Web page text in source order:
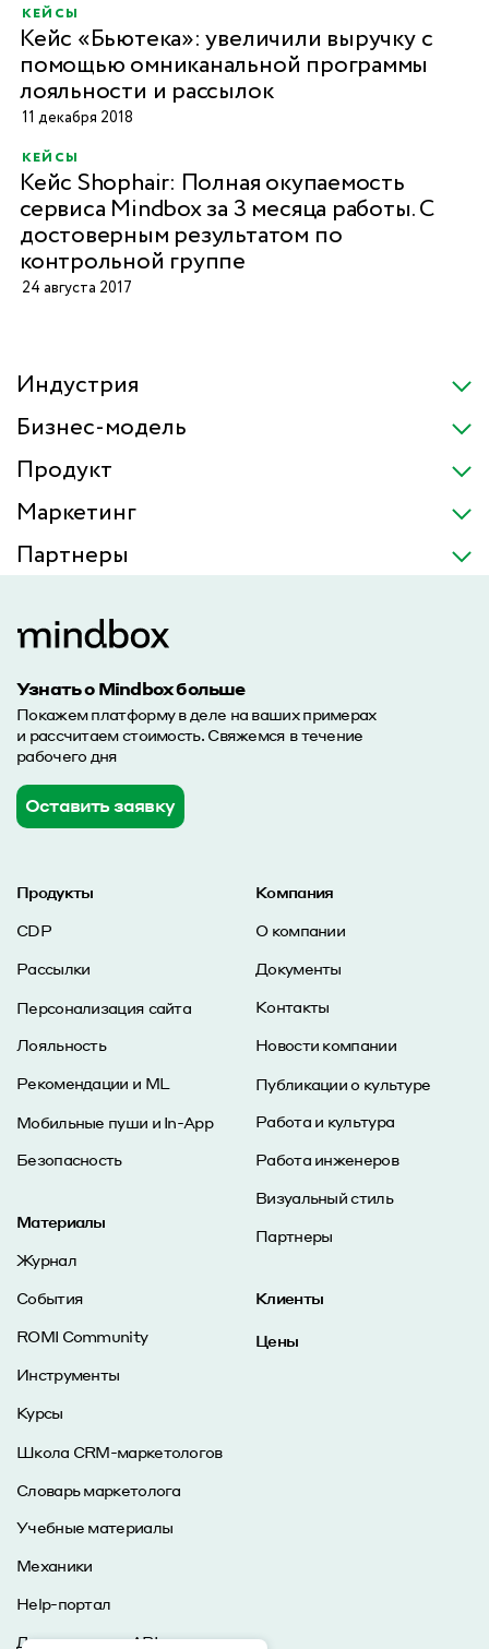
кейсы
Кейс «Бьютека»: увеличили выручку с
помощью омниканальной программы
лояльности и рассылок
11 декабря 2018
кейсы
Кейс Shophair: Полная окупаемость
сервиса Mindbox за 3 месяца работы. С
достоверным результатом по
контрольной группе
24 августа 2017
Индустрия
Бизнес-модель
Продукт
Маркетинг
Партнеры
Продукты
CDP
Рассылки
Персонализация сайта
Лояльность
Рекомендации и ML
Мобильные пуши и In-App
Безопасность
Материалы
Журнал
События
ROMI Community
Инструменты
Курсы
Школа CRM-маркетологов
Словарь маркетолога
Учебные материалы
Механики
Help-портал
Документация API
Компания
О компании
Документы
Контакты
Новости компании
Публикации о культуре
Работа и культура
Работа инженеров
Визуальный стиль
Партнеры
Клиенты
Цены
Узнать о Mindbox больше
Покажем платформу в деле на ваших примерах
и рассчитаем стоимость. Свяжемся в течение
рабочего дня
Оставить заявку